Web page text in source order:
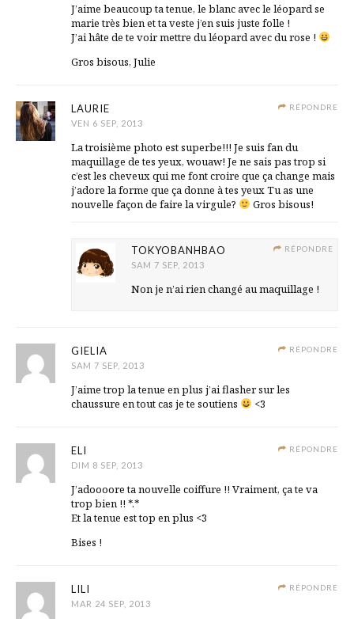
J’aime beaucoup ta tenue, le blanc avec le léopard se
marie très bien et ta veste j’en suis juste folle !
J’ai hâte de te voir mettre du léopard avec du rose !
Gros bisous, Julie
RÉPONDRE
LAURIE
VEN 6 SEP, 2013
La troisième photo est superbe!!! Je suis fan du
maquillage de tes yeux, wouaw! Je ne sais pas trop si
c’est les cheveux qui me font croire que ça change mais
j’adore la forme que ça donne à tes yeux Tu as une
nouvelle façon de faire la virgule?
Gros bisous!
RÉPONDRE
TOKYOBANHBAO
SAM 7 SEP, 2013
Non je n’ai rien changé au maquillage !
RÉPONDRE
GIELIA
SAM 7 SEP, 2013
J’aime trop la tenue en plus j’ai flasher sur les
chaussure en tout cas je te soutiens
<3
RÉPONDRE
ELI
DIM 8 SEP, 2013
J’adoooore ta nouvelle coiffure !! Vraiment, ça te va
trop bien !! *.*
Et la tenue est top en plus <3
Bises !
RÉPONDRE
LILI
MAR 24 SEP, 2013